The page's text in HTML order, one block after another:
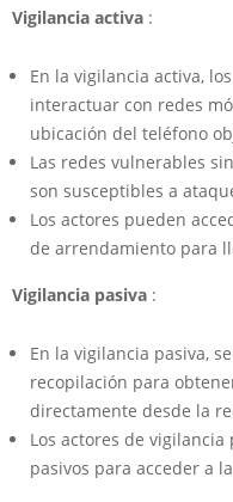
Vigilancia activa :
En la vigilancia activa,
interactuar con redes
ubicación del teléfono
Las redes vulnerables
son susceptibles a
Los actores pueden
de arrendamiento para
Vigilancia pasiva :
En la vigilancia pasiva,
recopilación para
directamente desde la
Los actores de
pasivos para acceder a